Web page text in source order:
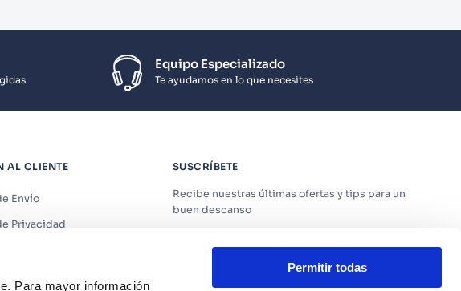
Para mayor información
Permitir todas
Equipo Especializado
Te ayudamos en lo que necesites
AL CLIENTE
Envío
Privacidad
SUSCRÍBETE
Recibe nuestras últimas ofertas y tips para un
buen descanso
Acepto losTérminos y CondicionesyPolítica